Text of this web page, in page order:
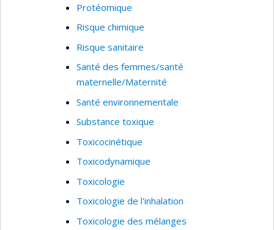
Protéomique
Risque chimique
Risque sanitaire
Santé des femmes/santé
maternelle/Maternité
Santé environnementale
Substance toxique
Toxicocinétique
Toxicodynamique
Toxicologie
Toxicologie de l'inhalation
Toxicologie des mélanges